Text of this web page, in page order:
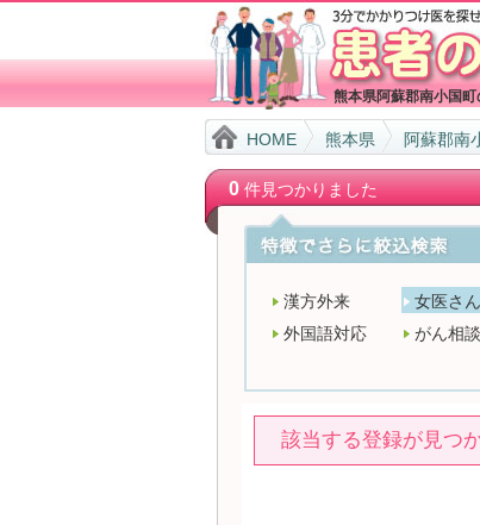
熊本県阿蘇郡南小国
HOME 熊本県 阿蘇郡南
0件見つかりました
漢方外来 女医さ
外国語対応
がん相談
該当する登録が見つ